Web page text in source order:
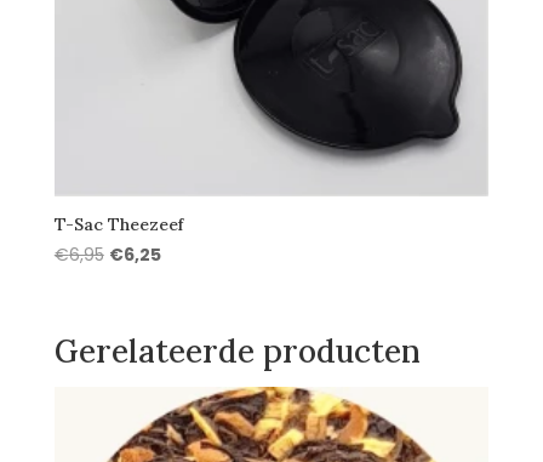
T-Sac Theezeef
€6,95 Oorspronkelijke
€6,95.
€6,25Huidige
€6,25.
Gerelateerde producten